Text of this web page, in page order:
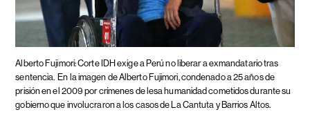
Alberto Fujimori: Corte IDH exige a Perú no liberar a exmandatario tras
sentencia. En la imagen de Alberto Fujimori, condenado a 25 años de
prisión en el 2009 por crímenes de lesa humanidad cometidos durante su
gobierno que involucraron a los casos de La Cantuta y Barrios Altos.